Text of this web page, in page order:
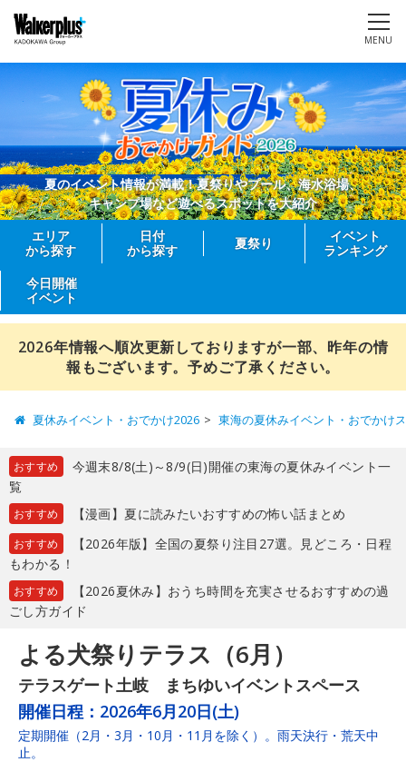
MENU
夏のイベント情報が満載！夏祭りやプール、海水浴場、
キャンプ場など遊べるスポットを大紹介
エリア
から探す
日付
から探す
夏祭り
イベント
ランキング
今日開催
イベント
2026年情報へ順次更新しておりますが一部、昨年の情
報もございます。予めご了承ください。
夏休みイベント・おでかけ2026 東海の夏休みイベント・おでかけ
おすすめ
今週末8/8(土)～8/9(日)開催の東海の夏休みイベント一
覧
おすすめ 【漫画】夏に読みたいおすすめの怖い話まとめ
おすすめ
【2026年版】全国の夏祭り注目27選。見どころ・日程
もわかる！
おすすめ
【2026夏休み】おうち時間を充実させるおすすめの過
ごし方ガイド
よる犬祭りテラス（6月）
テラスゲート土岐 まちゆいイベントスペース
開催日程： 2026年6月20日(土)
定期開催（2月・3月・10月・11月を除く）。雨天決行・荒天中
止。